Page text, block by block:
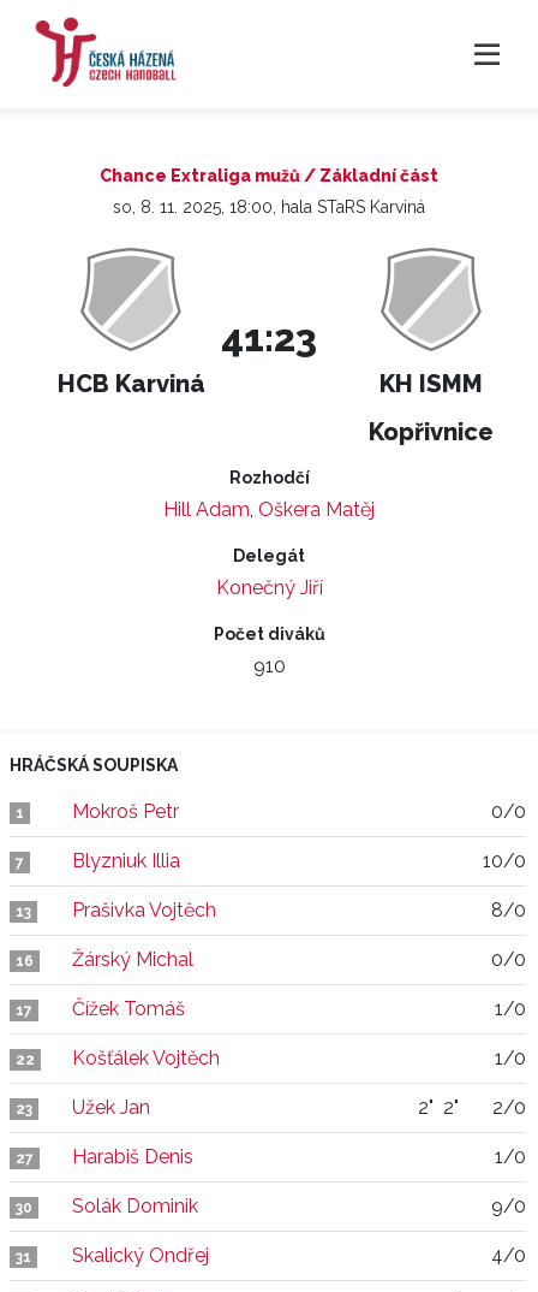
Chance Extraliga mužů / Základní část
so, 8. 11. 2025, 18:00, hala STaRS Karviná
HCB Karviná
41:23
KH ISMM
Kopřivnice
Rozhodčí
Hill Adam, Oškera Matěj
Delegát
Konečný Jiří
Počet diváků
910
HRÁČSKÁ SOUPISKA
1 Mokroš Petr 0/0
7 Blyzniuk Illia 10/0
13 Prašivka Vojtěch 8/0
16 Žárský Michal 0/0
17 Čížek Tomáš 1/0
22 Košťálek Vojtěch 1/0
23 Užek Jan 2" 2" 2/0
27 Harabiš Denis 1/0
30 Solák Dominik 9/0
31 Skalický Ondřej 4/0